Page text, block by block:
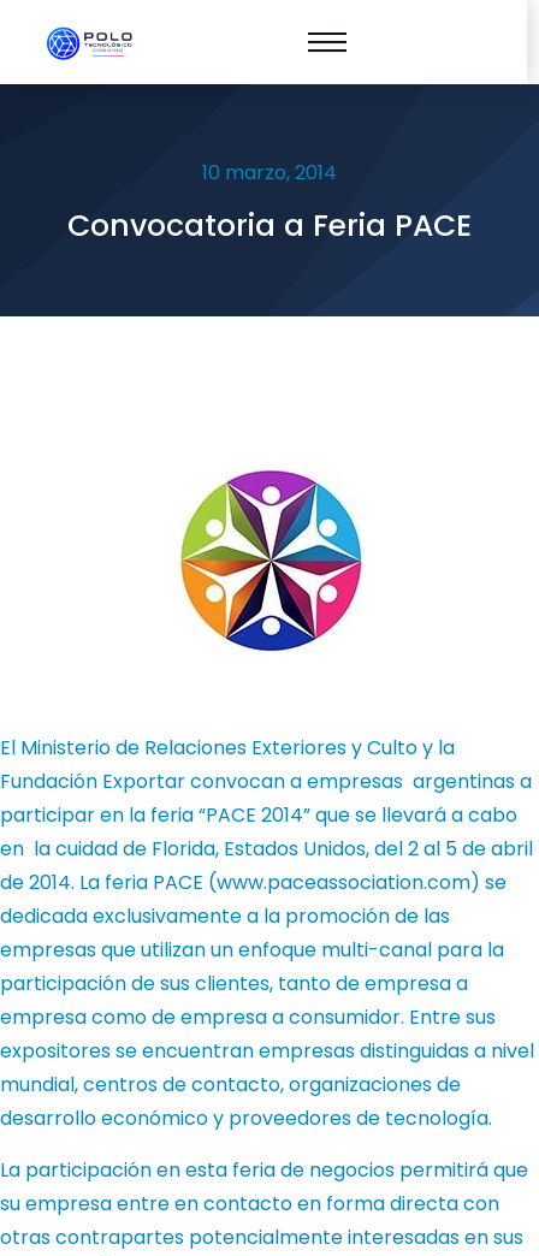
10 marzo, 2014
Convocatoria a Feria PACE
El Ministerio de Relaciones Exteriores y Culto y la
Fundación Exportar convocan a empresas argentinas a
participar en la feria “PACE 2014” que se llevará a cabo
en la cuidad de Florida, Estados Unidos, del 2 al 5 de abril
de 2014. La feria PACE (www.paceassociation.com) se
dedicada exclusivamente a la promoción de las
empresas que utilizan un enfoque multi-canal para la
participación de sus clientes, tanto de empresa a
empresa como de empresa a consumidor. Entre sus
expositores se encuentran empresas distinguidas a nivel
mundial, centros de contacto, organizaciones de
desarrollo económico y proveedores de tecnología.
La participación en esta feria de negocios permitirá que
su empresa entre en contacto en forma directa con
otras contrapartes potencialmente interesadas en sus